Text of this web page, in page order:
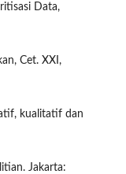
Data,
Cet. XXI,
kualitatif dan
Jakarta: